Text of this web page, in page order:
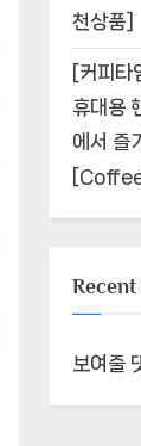
천상품]
[커피타
휴대용
에서 즐
보여줄